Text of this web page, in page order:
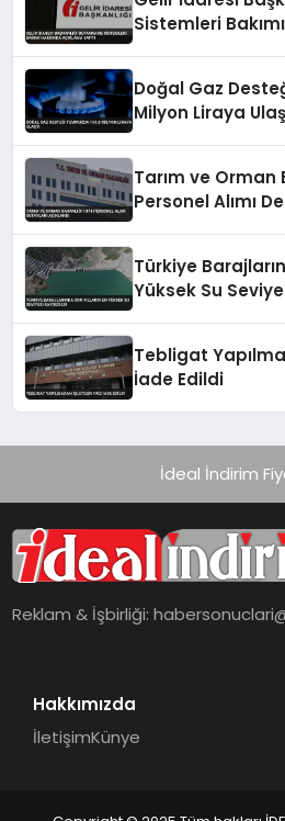
Sistemleri
Doğal Gaz
Milyon Liraya
Tarım ve Orman
Personel Alımı
Türkiye
Yüksek Su
Tebligat
İade Edildi
İdeal İndirim
Reklam & İşbirliği:
Hakkımızda
İletişimKünye